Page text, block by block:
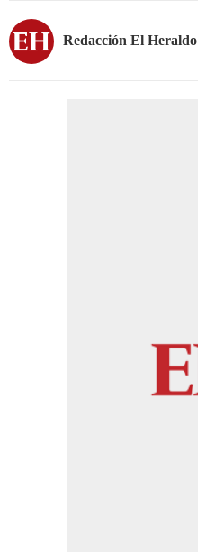
Redacción El Heraldo